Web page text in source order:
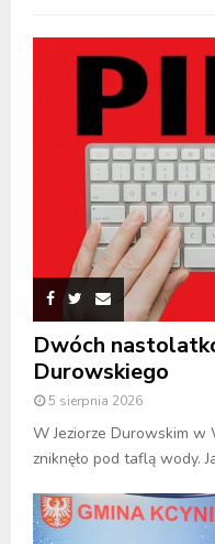
Dwóch
Durowskiego
5 sierpnia 2026
W Jeziorze Durowskim
zniknęło pod taflą wody.